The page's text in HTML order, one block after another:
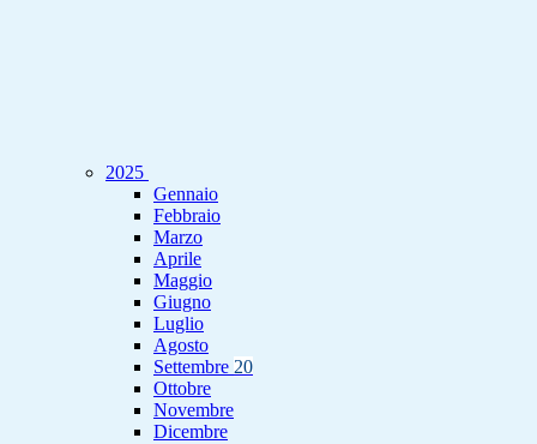
2025
Gennaio
Febbraio
Marzo
Aprile
Maggio
Giugno
Luglio
Agosto
Settembre 20
Ottobre
Novembre
Dicembre